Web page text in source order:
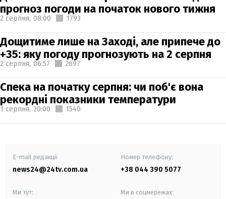
прогноз погоди на початок нового тижня
2 серпня, 08:00 1793
Дощитиме лише на Заході, але припече до
+35: яку погоду прогнозують на 2 серпня
2 серпня, 06:57 2697
Спека на початку серпня: чи поб'є вона
рекордні показники температури
1 серпня, 20:00 1540
E-mail редакції
news24@24tv.com.ua
Номер телефону:
+38 044 390 5077
Ми тут: Ми в соцмережах: